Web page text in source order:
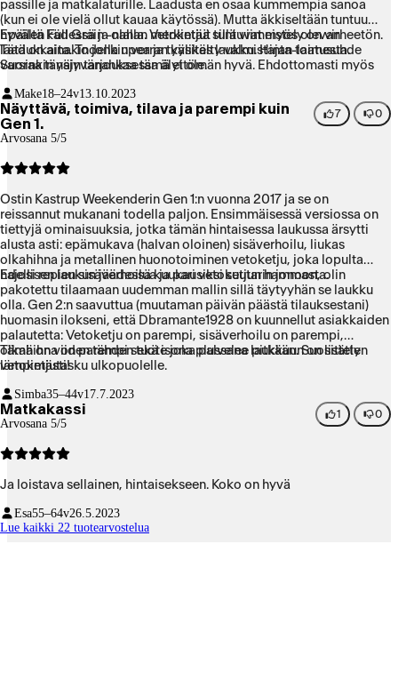
passille ja matkalaturille. Laadusta en osaa kummempia sanoa
(kun ei ole vielä ollut kauaa käytössä). Mutta äkkiseltään tuntuu
hyvältä kädessä ja olalla. Vetoketjut tuntuvat myös olevan
laadukkaita. Todella upea ja tyylikäs laukku. Hinta-laatusuhde
varsinkin näin tarjouksessa älyttömän hyvä. Ehdottomasti myös
Epäilen Full Grain -nahan merkintää sillä viimeistely on virheetön.
Tätä on ainakin jonkin verran käsitelty valmistajan toimesta.
Suoraa täysjyvänahkaa tämä ei ole.
Make18–24v13.10.2023
Näyttävä, toimiva, tilava ja parempi kuin
Gen 1.
Arvosana 5/5
7 0
Ostin Kastrup Weekenderin Gen 1:n vuonna 2017 ja se on
reissannut mukanani todella paljon. Ensimmäisessä versiossa on
tiettyjä ominaisuuksia, jotka tämän hintaisessa laukussa ärsytti
alusta asti: epämukava (halvan oloinen) sisäverhoilu, liukas
olkahihna ja metallinen huonotoiminen vetoketju, joka lopulta
hajosi repien sisäverhoilua ja pari vetoketjun hammasta.
Edellisen laukun jäädessä kuukausiksi suutarin jonoon, olin
pakotettu tilaamaan uudemman mallin sillä täytyyhän se laukku
olla. Gen 2:n saavuttua (muutaman päivän päästä tilauksestani)
huomasin ilokseni, että Dbramante1928 on kuunnellut asiakkaiden
palautetta: Vetoketju on parempi, sisäverhoilu on parempi,
olkahihna on parempi sekä isona plussana laukkuun on lisätty
vetoketjutasku ulkopuolelle.
Tämä on viiden tähden tuote joka palvelee pitkään. Suosittelen
lämpimästi!
Simba35–44v17.7.2023
Matkakassi
Arvosana 5/5
1 0
Ja loistava sellainen, hintaisekseen. Koko on hyvä
Esa55–64v26.5.2023
Lue kaikki 22 tuotearvostelua